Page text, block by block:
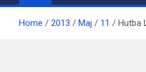
Home 2013 Maj 11 Hutba